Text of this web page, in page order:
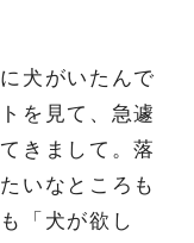
犬がいたんで
を見て、急遽
きまして。落
いなところも
「犬が欲し